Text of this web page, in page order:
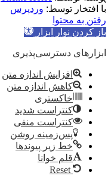
با افتخار توسط: وردپرس
رفتن به محتوا
باز کردن نوار ابزار
ابزارهای دسترسی‌پذیری
افزایش اندازه متن
کاهش اندازه متن
خاکستری
کنتراست شدید
کنتراست منفی
پس‌زمینه روشن
خط زیر پیوندها
قلم خوانا
Reset